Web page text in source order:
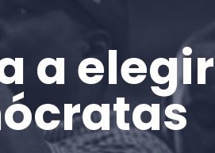
Donar
a elegir